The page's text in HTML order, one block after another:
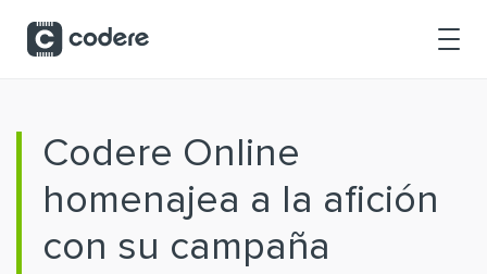
Codere Online
homenajea a la afición
con su campaña